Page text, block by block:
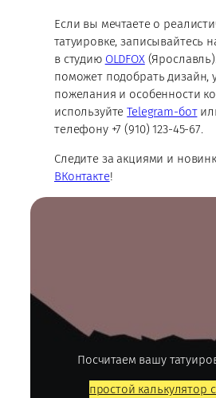
Если вы мечтаете о
татуировке, записывайтесь
в студию OLDFOX
поможет подобрать дизайн,
пожелания и особенности
используйтеTelegram-бот
телефону +7 (910) 123-45-67.
Следите за акциями и
ВКонтакте!
Посчитаем вашу
простой калькулятор